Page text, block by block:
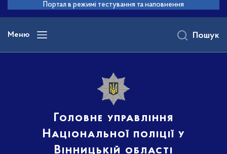
основного
вмісту
Портал в режимі тестування та наповнення
Меню
Головне управління
Національної поліції у
Вінницькій області
Пошук